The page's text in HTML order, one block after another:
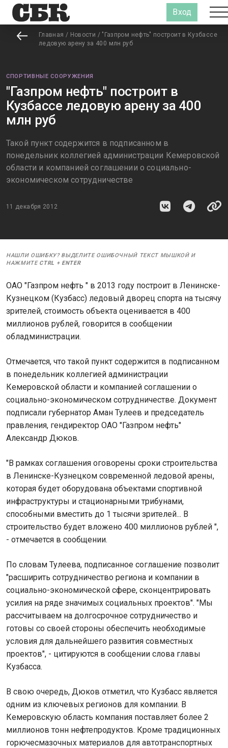
Вход
Главная / Новости / "Газпром нефть" построит в Кузбассе
ледовую арену за 400 млн руб
СПОРТИВНЫЕ СООРУЖЕНИЯ
"Газпром нефть" построит в
Кузбассе ледовую арену за 400
млн руб
Такой пункт содержится в подписанном в
понедельник коллегией администрации Кемеровской
области и компанией соглашении о социально-
экономическом сотрудничестве
11 декабря 2012
НАШЛИ ОШИБКУ? ВЫДЕЛИТЕ ОШИБОЧНЫЙ ТЕКСТ МЫШКОЙ И
НАЖМИТЕ CTRL + ENTER
ОАО "Газпром нефть " в 2013 году построит в Ленинске-
Кузнецком (Кузбасс) ледовый дворец спорта на тысячу
зрителей, стоимость объекта оценивается в 400
миллионов рублей, говорится в сообщении
обладминистрации.
Отмечается, что такой пункт содержится в подписанном
в понедельник коллегией администрации
Кемеровской области и компанией соглашении о
социально-экономическом сотрудничестве. Документ
подписали губернатор Аман Тулеев и председатель
правления, гендиректор ОАО "Газпром нефть"
Александр Дюков.
"В рамках соглашения оговорены сроки строительства
в Ленинске-Кузнецком современной ледовой арены,
которая будет оборудована объектами спортивной
инфраструктуры и стационарными трибунами,
способными вместить до 1 тысячи зрителей... В
строительство будет вложено 400 миллионов рублей ",
- отмечается в сообщении.
По словам Тулеева, подписанное соглашение позволит
"расширить сотрудничество региона и компании в
социально-экономической сфере, сконцентрировать
усилия на ряде значимых социальных проектов". "Мы
рассчитываем на долгосрочное сотрудничество и
готовы со своей стороны обеспечить необходимые
условия для дальнейшего развития совместных
проектов", - цитируются в сообщении слова главы
Кузбасса.
В свою очередь, Дюков отметил, что Кузбасс является
одним из ключевых регионов для компании. В
Кемеровскую область компания поставляет более 2
миллионов тонн нефтепродуктов. Кроме традиционных
горючесмазочных материалов для автотранспортных